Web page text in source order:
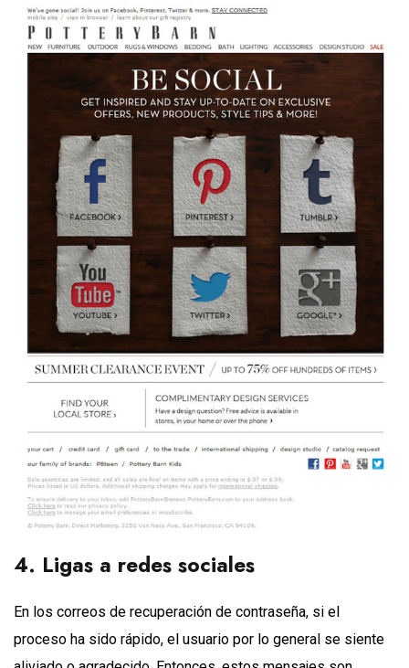
4. Ligas a redes sociales
En los correos de recuperación de contraseña, si el
proceso ha sido rápido, el usuario por lo general se siente